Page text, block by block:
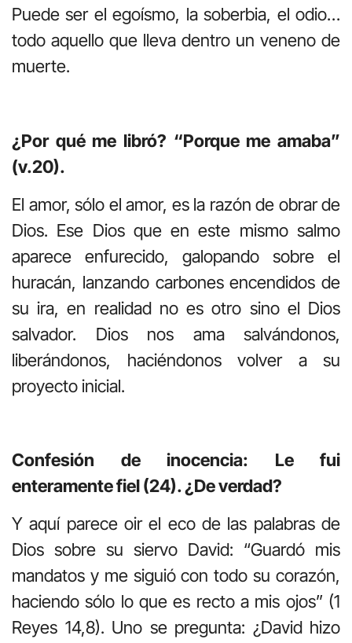
Puede ser el egoísmo, la soberbia, el odio…
todo aquello que lleva dentro un veneno de
muerte.
¿Por qué me libró? “Porque me amaba”
(v.20).
El amor, sólo el amor, es la razón de obrar de
Dios. Ese Dios que en este mismo salmo
aparece enfurecido, galopando sobre el
huracán, lanzando carbones encendidos de
su ira, en realidad no es otro sino el Dios
salvador. Dios nos ama salvándonos,
liberándonos, haciéndonos volver a su
proyecto inicial.
Confesión de inocencia: Le fui
enteramente fiel (24). ¿De verdad?
Y aquí parece oir el eco de las palabras de
Dios sobre su siervo David: “Guardó mis
mandatos y me siguió con todo su corazón,
haciendo sólo lo que es recto a mis ojos” (1
Reyes 14,8). Uno se pregunta: ¿David hizo